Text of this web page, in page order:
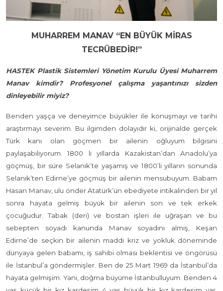
MUHARREM MANAV “EN BÜYÜK MİRAS
TECRÜBEDİR!”
HASTEK Plastik Sistemleri Yönetim Kurulu Üyesi Muharrem
Manav kimdir? Profesyonel çalışma yaşantınızı sizden
dinleyebilir miyiz?
Benden yaşça ve deneyimce büyükler ile konuşmayı ve tarihi
araştırmayı severim. Bu ilgimden dolayıdır ki, orijinalde gerçek
Türk kanı olan göçmen bir ailenin oğluyum bilgisini
paylaşabiliyorum. 1800 li yıllarda Kazakistan’dan Anadolu’ya
göçmüş, bir süre Selanik’te yaşamış ve 1800’li yılların sonunda
Selanik’ten Edirne’ye göçmüş bir ailenin mensubuyum. Babam
Hasan Manav, ulu önder Atatürk’ün ebediyete intikalinden bir yıl
sonra hayata gelmiş büyük bir ailenin son ve tek erkek
çocuğudur. Tabak (deri) ve bostan işleri ile uğraşan ve bu
sebepten soyadı kanunda Manav soyadını almış, Keşan
Edirne’de seçkin bir ailenin maddi kriz ve yokluk döneminde
dünyaya gelen babamı, iş sahibi olması beklentisi ve öngörüsü
ile İstanbul’a göndermişler. Ben de 25 Mart 1969 da İstanbul’da
hayata gelmişim. Yani, doğma büyüme İstanbulluyum. Benden 4